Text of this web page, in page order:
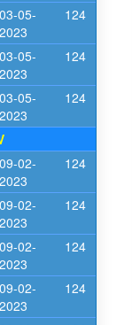
03-05-
2023
124
03-05-
2023
124
03-05-
2023
124
09-02-
2023
124
09-02-
2023
124
09-02-
2023
124
09-02-
2023
124